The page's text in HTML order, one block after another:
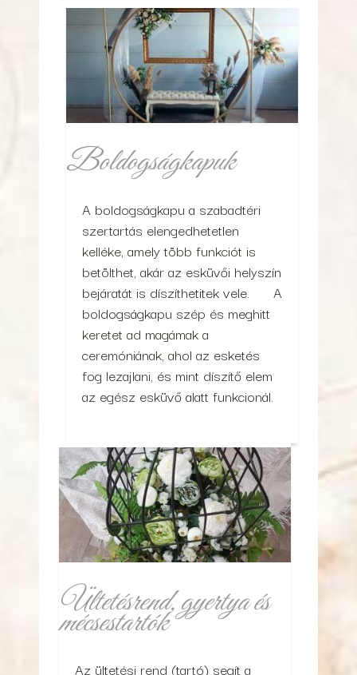
Boldogságkapuk
A boldogságkapu a szabadtéri
szertartás elengedhetetlen
kelléke, amely több funkciót is
betölthet, akár az esküvői helyszín
bejáratát is díszíthetitek vele. A
boldogságkapu szép és meghitt
keretet ad magámak a
ceremóniának, ahol az esketés
fog lezajlani, és mint díszítő elem
az egész esküvő alatt funkcionál.
Ültetésrend, gyertya és
mécsestartók
Az ültetési rend (tartó) segít a